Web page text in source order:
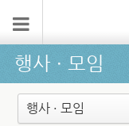
행사 ∙ 모임
행사 · 모임